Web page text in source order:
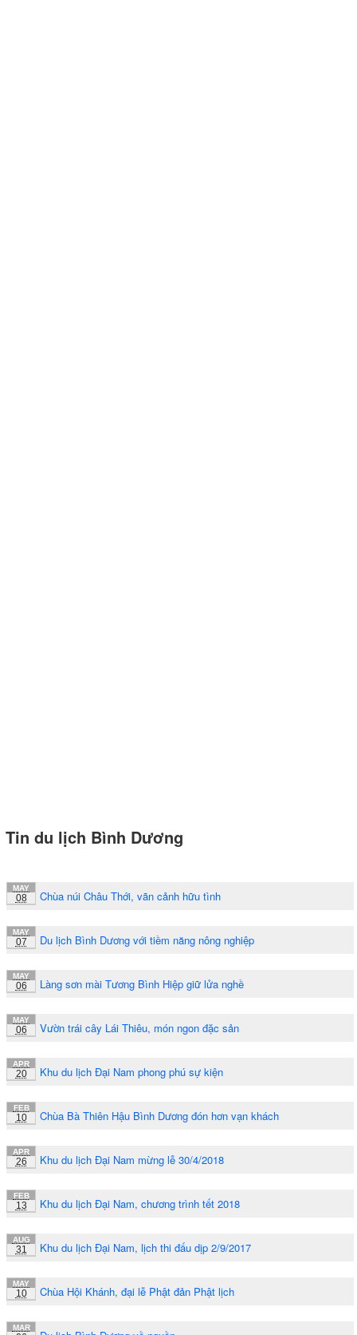
Tin du lịch Bình Dương
MAY
08 Chùa núi Châu Thới, vãn cảnh hữu tình
MAY
07 Du lịch Bình Dương với tiềm năng nông nghiệp
MAY
06 Làng sơn mài Tương Bình Hiệp giữ lửa nghề
MAY
06 Vườn trái cây Lái Thiêu, món ngon đặc sản
APR
20 Khu du lịch Đại Nam phong phú sự kiện
FEB
10 Chùa Bà Thiên Hậu Bình Dương đón hơn vạn khách
APR
26 Khu du lịch Đại Nam mừng lễ 30/4/2018
FEB
13 Khu du lịch Đại Nam, chương trình tết 2018
AUG
31 Khu du lịch Đại Nam, lịch thi đấu dịp 2/9/2017
MAY
10 Chùa Hội Khánh, đại lễ Phật đản Phật lịch
MAR